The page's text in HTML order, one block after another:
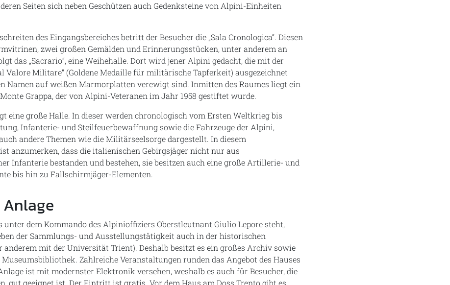
Seiten sich neben Geschützen auch Gedenksteine von Alpini-Einheiten
des Eingangsbereiches betritt der Besucher die „Sala Cronologica“. Diesen
zwei großen Gemälden und Erinnerungsstücken, unter anderem an
das „Sacrario“, eine Weihehalle. Dort wird jener Alpini gedacht, die mit der
al Valore Militare“ (Goldene Medaille für militärische Tapferkeit) ausgezeichnet
Namen auf weißen Marmorplatten verewigt sind. Inmitten des Raumes liegt ein
Grappa, der von Alpini-Veteranen im Jahr 1958 gestiftet wurde.
eine große Halle. In dieser werden chronologisch vom Ersten Weltkrieg bis
Infanterie- und Steilfeuerbewaffnung sowie die Fahrzeuge der Alpini,
andere Themen wie die Militärseelsorge dargestellt. In diesem
anzumerken, dass die italienischen Gebirgsjäger nicht nur aus
Infanterie bestanden und bestehen, sie besitzen auch eine große Artillerie- und
bis hin zu Fallschirmjäger-Elementen.
unter dem Kommando des Alpinioffiziers Oberstleutnant Giulio Lepore steht,
der Sammlungs- und Ausstellungstätigkeit auch in der historischen
anderem mit der Universität Trient). Deshalb besitzt es ein großes Archiv sowie
Zahlreiche Veranstaltungen runden das Angebot des Hauses
ist mit modernster Elektronik versehen, weshalb es auch für Besucher, die
gut geeignet ist. Der Eintritt ist gratis. Vor dem Haus am Doss Trento gibt es